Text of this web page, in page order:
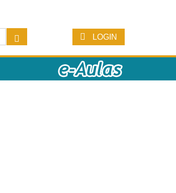
LOGIN